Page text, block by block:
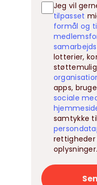
Jeg vil
tilpasset
formål og
lotterier,
apps,
sociale
samtykke
oplysninger.